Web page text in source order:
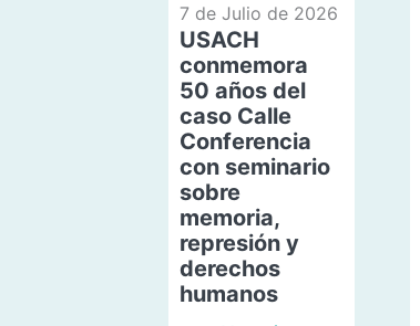
7 de Julio de 2026
USACH
conmemora
50 años del
caso Calle
Conferencia
con seminario
sobre
memoria,
represión y
derechos
humanos